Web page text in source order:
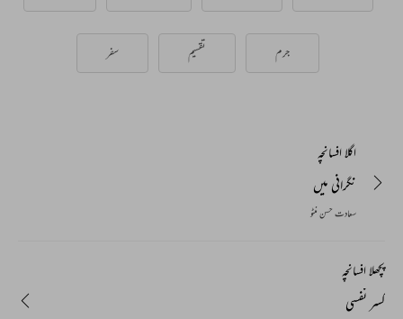
جرم تقسیم سفر
اگلا افسانچہ
نگرانی میں
سعادت حسن منٹو
پچھلا افسانچہ
کسر نفسی